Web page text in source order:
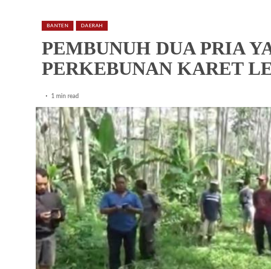
BANTEN DAERAH
PEMBUNUH DUA PRIA
PERKEBUNAN KARET
1 min read